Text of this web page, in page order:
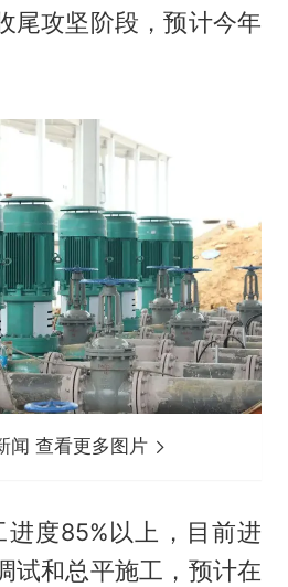
尾攻坚阶段，预计今年
闻 查看更多图片
进度85%以上，目前进
试和总平施工，预计在